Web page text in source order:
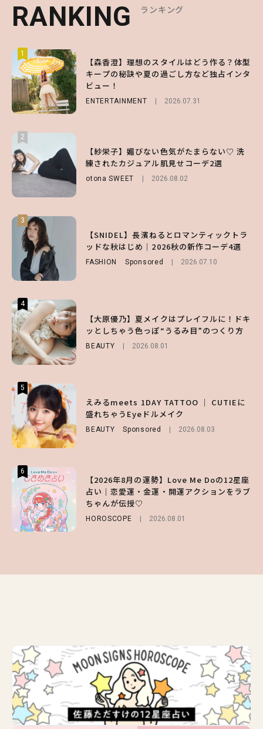
RANKING ランキング
1
【森香澄】理想のスタイルはどう作る？体型
キープの秘訣や夏の過ごし方など独占インタ
ビュー！
ENTERTAINMENT 2026.07.31
2
【紗栄子】媚びない色気がたまらない♡ 洗
練されたカジュアル肌見せコーデ2選
otona SWEET 2026.08.02
3
【SNIDEL】長濱ねるとロマンティックトラ
ッドな秋はじめ｜2026秋の新作コーデ4選
FASHION Sponsored 2026.07.10
4
【大原優乃】夏メイクはプレイフルに！ドキ
ッとしちゃう色っぽ“うるみ目”のつくり方
BEAUTY 2026.08.01
5
えみるmeets 1DAY TATTOO ｜ CUTIEに
盛れちゃうEyeドルメイク
BEAUTY Sponsored 2026.08.03
6
【2026年8月の運勢】Love Me Doの12星座
占い｜恋愛運・金運・開運アクションをラブ
ちゃんが伝授♡
HOROSCOPE 2026.08.01
RANKING ランキング
1
【ハローキティ】がスシローと初コラボ♡
第1弾の気になるメニュー＆限定グッズを総
チェック！
LIFESTYLE 2026.07.31
2
【大原優乃】夏メイクはプレイフルに！ドキ
ッとしちゃう色っぽ“うるみ目”のつくり方
BEAUTY 2026.08.01
3
【スタバ】約160通りのカスタマイズができ
る⁉ 39店舗限定『My フルーツ³ フラペチー
ノ®』を徹底レポ♡
2026.07.30
4
くりくるし、すごく新鮮で心地いい」ヘアカ
ットの様子を独占でお届け♡
ENTERTAINMENT
5
キープの秘訣や夏の過ごし方など独占インタ
ビュー！
ENTERTAINMENT 2026.07.31
6
【SNIDEL】長濱ねるとロマンティックトラ
ッドな秋はじめ｜2026秋の新作コーデ4選
RANKING ランキング
1
【SNIDEL】長濱ねるとロマンティックトラ
ッドな秋はじめ｜2026秋の新作コーデ4選
2
【付録】総柄ハローキティが可愛すぎ♡ 紀
ノ国屋コラボの“優秀保冷バッグ”は夏の強
い味方！【オトナミューズ9月号増刊】
2026.07.12
3
【谷まりあ】夏は“シアースカート”でさり
げなく肌見せ！透け感のニュアンスを楽しめ
るマストハブアイテム4選
4
月直伝♡ ドライシャンプー「バティスト」
を使ったプロ級スタイリング3選
Sponsored
5
第1弾の気になるメニュー＆限定グッズを総
チェック！
2026.07.31
6
【GU】夏の“主役級”アイテム決定！ヘルシ
ー＆可愛すぎる「大人の肌見せ」トップス3
選
FASHION 2026.07.19